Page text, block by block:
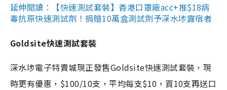
延伸閱讀：【快速測試套裝】香港口罩廠acc+推$18病
毒抗原快速測試劑！捐贈10萬盒測試劑予深水埗露宿者
Goldsite快速測試套裝
深水埗電子特賣城現正發售Goldsite快速測試套裝，現
時更有優惠，$100/10支，平均每支$10，買10支再送口